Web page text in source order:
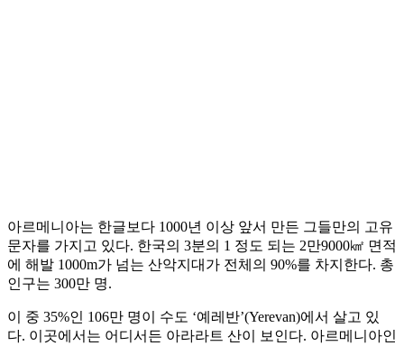
아르메니아는 한글보다 1000년 이상 앞서 만든 그들만의 고유
문자를 가지고 있다. 한국의 3분의 1 정도 되는 2만9000㎢ 면적
에 해발 1000m가 넘는 산악지대가 전체의 90%를 차지한다. 총
인구는 300만 명.
이 중 35%인 106만 명이 수도 ‘예레반’(Yerevan)에서 살고 있
다. 이곳에서는 어디서든 아라라트 산이 보인다. 아르메니아인